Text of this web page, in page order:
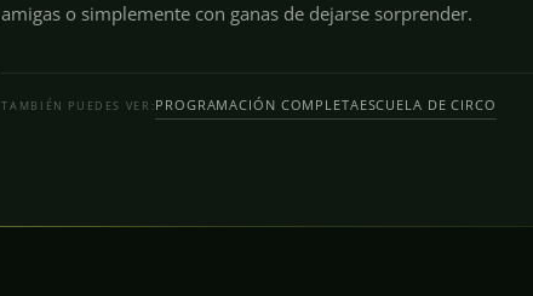
amigas o simplemente con ganas de dejarse sorprender.
TAMBIÉN PUEDES VER:PROGRAMACIÓN COMPLETAESCUELA DE CIRCO